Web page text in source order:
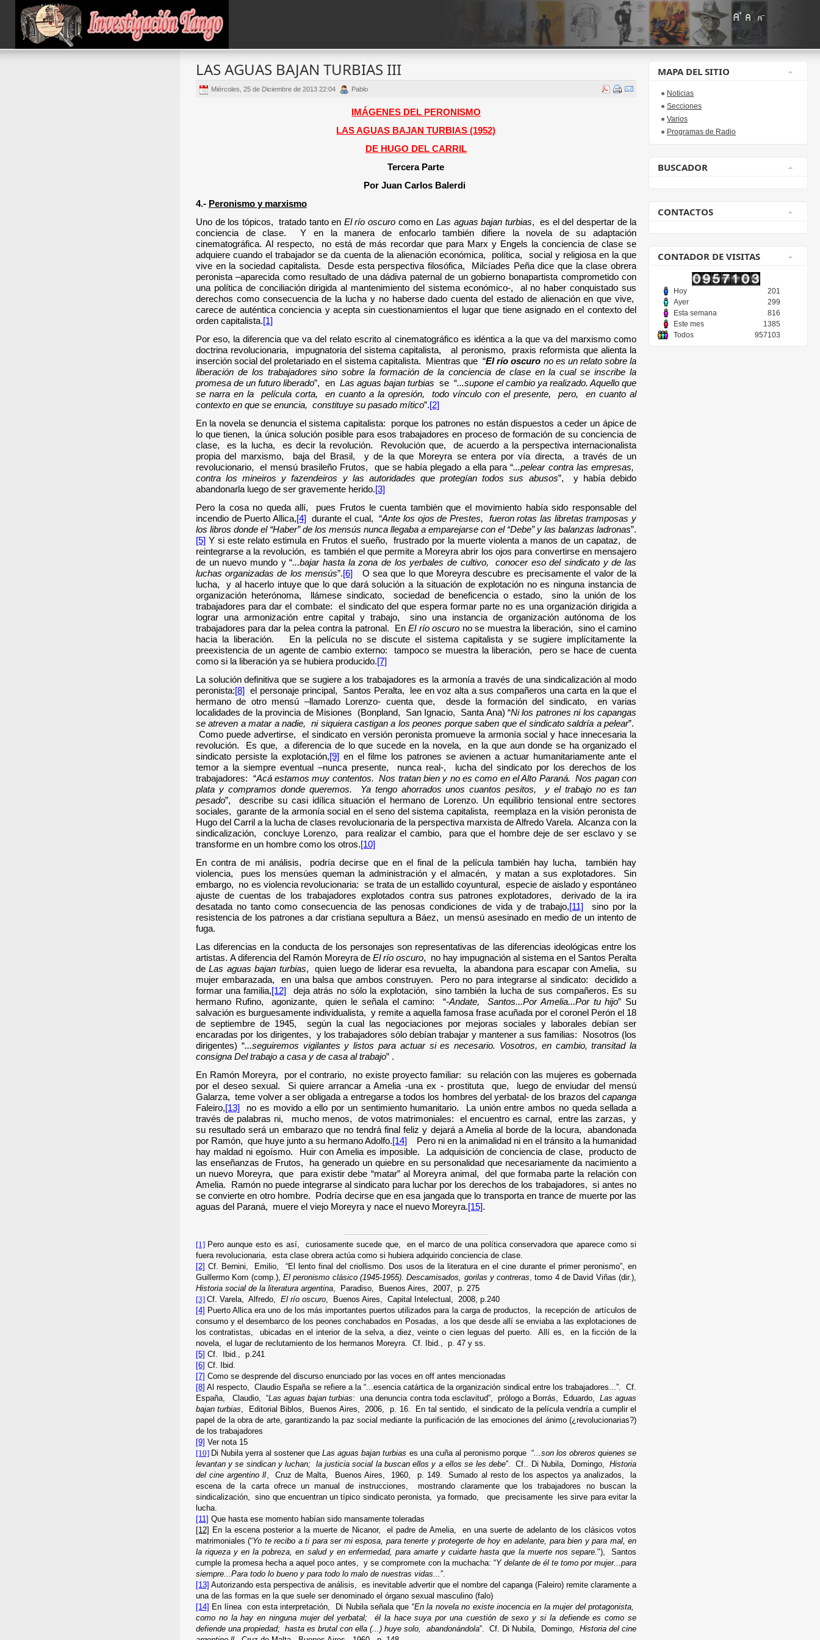
LAS AGUAS BAJAN TURBIAS III
Miércoles, 25 de Diciembre de 2013 22:04 Pablo
IMÁGENES DEL PERONISMO
LAS AGUAS BAJAN TURBIAS (1952)
DE HUGO DEL CARRIL
Tercera Parte
Por Juan Carlos Balerdi
4.- Peronismo y marxismo
Uno de los tópicos, tratado tanto en El río oscuro como en Las aguas bajan turbias, es el del despertar de la
conciencia de clase. Y en la manera de enfocarlo también difiere la novela de su adaptación
cinematográfica. Al respecto, no está de más recordar que para Marx y Engels la conciencia de clase se
adquiere cuando el trabajador se da cuenta de la alienación económica, política, social y religiosa en la que
vive en la sociedad capitalista. Desde esta perspectiva filosófica, Milcíades Peñadice que la clase obrera
peronista –aparecida como resultado de una dádiva paternal de un gobierno bonapartista comprometido con
una política de conciliación dirigida al mantenimiento del sistema económico-, al no haber conquistado sus
derechos como consecuencia de la lucha y no haberse dado cuenta del estado de alienación en que vive,
carece de auténtica conciencia y acepta sin cuestionamientos el lugar que tiene asignado en el contexto del
orden capitalista.[1]
Por eso, la diferencia que va del relato escrito al cinematográfico es idéntica a la que va del marxismo como
doctrina revolucionaria, impugnatoria del sistema capitalista, al peronismo, praxis reformista que alienta la
inserción social del proletariado en el sistema capitalista. Mientras que “El río oscuro no es un relato sobre la
liberación de los trabajadores sino sobre la formación de la conciencia de clase en la cual se inscribe la
promesa de un futuro liberado”, en Las aguas bajan turbias se “...supone el cambio ya realizado. Aquello que
se narra en la película corta, en cuanto a la opresión, todo vínculo con el presente, pero, en cuanto al
contexto en que se enuncia, constituye su pasado mítico”.[2]
En la novela se denuncia el sistema capitalista: porque los patrones no están dispuestos a ceder un ápice de
lo que tienen, la única solución posible para esos trabajadores en proceso de formación de su conciencia de
clase, es la lucha, es decir la revolución. Revolución que, de acuerdo a la perspectiva internacionalista
propia del marxismo, baja del Brasil, y de la que Moreyra se entera por vía directa, a través de un
revolucionario, el mensú brasileño Frutos, que se había plegado a ella para “...pelear contra las empresas,
contra los mineiros y fazendeiros y las autoridades que protegían todos sus abusos”, y había debido
abandonarla luego de ser gravemente herido.[3]
Pero la cosa no queda allí, pues Frutos le cuenta también que el movimiento había sido responsable del
incendio de Puerto Allica,[4] durante el cual, “Ante los ojos de Prestes, fueron rotas las libretas tramposas y
los libros donde el “Haber” de los mensús nunca llegaba a emparejarse con el “Debe” y las balanzas ladronas”.
[5] Y si este relato estimula en Frutos el sueño, frustrado por la muerte violenta a manos de un capataz, de
reintegrarse a la revolución, es también el que permite a Moreyra abrir los ojos para convertirse en mensajero
de un nuevo mundo y “...bajar hasta la zona de los yerbales de cultivo, conocer eso del sindicato y de las
luchas organizadas de los mensús”.[6]
O sea que lo que Moreyra descubre es precisamente el valor de la
lucha, y al hacerlo intuye que lo que dará solución a la situación de explotación no es ninguna instancia de
organización heterónoma, llámese sindicato, sociedad de beneficencia o estado, sino la unión de los
trabajadores para dar el combate: el sindicato del que espera formar parte no es una organización dirigida a
lograr una armonización entre capital y trabajo, sino una instancia de organización autónoma de los
trabajadores para dar la pelea contra la patronal. EnEl río oscuro no se muestra la liberación, sino el camino
hacia la liberación.
En la película no se discute el sistema capitalista y se sugiere implícitamente la
preexistencia de un agente de cambio externo: tampoco se muestra la liberación, pero se hace de cuenta
como si la liberación ya se hubiera producido.[7]
La solución definitiva que se sugiere a los trabajadores es la armonía a través de una sindicalización al modo
peronista:[8]
el personaje principal, Santos Peralta, lee en voz alta a sus compañeros una carta en la que el
hermano de otro mensú –llamado Lorenzo- cuenta que, desde la formación del sindicato, en varias
localidades de la provincia de Misiones (Bonpland, San Ignacio, Santa Ana) “Ni los patrones ni los capangas
se atreven a matar a nadie, ni siquiera castigan a los peones porque saben que el sindicato saldría a pelear”.
Como puede advertirse, el sindicato en versión peronista promueve la armonía social y hace innecesaria la
revolución. Es que, a diferencia de lo que sucede en la novela, en la que aun donde se ha organizado el
sindicato persiste la explotación,[9] en el filme los patrones se avienen a actuar humanitariamente ante el
temor a la siempre eventual –nunca presente, nunca real-, lucha del sindicato por los derechos de los
trabajadores: “Acá estamos muy contentos. Nos tratan bien y no es como en el Alto Paraná. Nos pagan con
plata y compramos donde queremos. Ya tengo ahorrados unos cuantos pesitos, y el trabajo no es tan
pesado”, describe su casi idílica situación el hermano de Lorenzo. Un equilibrio tensional entre sectores
sociales, garante de la armonía social en el seno del sistema capitalista, reemplaza en la visión peronista de
Hugo del Carril a la lucha de clases revolucionaria de la perspectiva marxista de Alfredo Varela. Alcanza con la
sindicalización, concluye Lorenzo, para realizar el cambio, para que el hombre deje de ser esclavo y se
transforme en un hombre como los otros.[10]
En contra de mi análisis, podría decirse que en el final de la película también hay lucha, también hay
violencia, pues los mensúes queman la administración y el almacén, y matan a sus explotadores. Sin
embargo, no es violencia revolucionaria: se trata de un estallido coyuntural, especie de aislado y espontáneo
ajuste de cuentas de los trabajadores explotados contra sus patrones explotadores, derivado de la ira
desatada no tanto como consecuencia de las penosas condiciones de vida y de trabajo,[11]
sino por la
resistencia de los patrones a dar cristiana sepultura a Báez, un mensú asesinado en medio de un intento de
fuga.
Las diferencias en la conducta de los personajes son representativas de las diferencias ideológicas entre los
artistas. A diferencia del Ramón Moreyra de El río oscuro, no hay impugnación al sistema en el Santos Peralta
deLas aguas bajan turbias, quien luego de liderar esa revuelta, la abandona para escapar con Amelia, su
mujer embarazada, en una balsa que ambos construyen. Pero no para integrarse al sindicato: decidido a
formar una familia,[12]
deja atrás no sólo la explotación, sino también la lucha de sus compañeros. Es su
hermano Rufino, agonizante, quien le señala el camino: “-Andate, Santos...Por Amelia...Por tu hijo” Su
salvación es burguesamente individualista, y remite a aquella famosa frase acuñada por el coronel Perón el 18
de septiembre de 1945, según la cual las negociaciones por mejoras sociales y laborales debían ser
encaradas por los dirigentes, y los trabajadores sólo debían trabajar y mantener a sus familias: Nosotros (los
dirigentes) “...seguiremos vigilantes y listos para actuar si es necesario. Vosotros, en cambio, transitad la
consigna Del trabajo a casa y de casa al trabajo”.
En Ramón Moreyra, por el contrario, no existe proyecto familiar: su relación con las mujeres es gobernada
por el deseo sexual. Si quiere arrancar a Amelia -una ex - prostituta que, luego de enviudar del mensú
Galarza, teme volver a ser obligada a entregarse a todos los hombres del yerbatal- de los brazos delcapanga
Faleiro,[13]
no es movido a ello por un sentimiento humanitario. La unión entre ambos no queda sellada a
través de palabras ni, mucho menos, de votos matrimoniales: el encuentro es carnal, entre las zarzas, y
su resultado será un embarazo que no tendrá final feliz y dejará a Amelia al borde de la locura, abandonada
por Ramón, que huye junto a su hermano Adolfo.[14]
Pero ni en la animalidad ni en el tránsito a la humanidad
hay maldad ni egoísmo. Huir con Amelia es imposible. La adquisición de conciencia de clase, producto de
las enseñanzas de Frutos, ha generado un quiebre en su personalidad que necesariamente da nacimiento a
un nuevo Moreyra, que para existir debe “matar” al Moreyra animal, del que formaba parte la relación con
Amelia. Ramón no puede integrarse al sindicato para luchar por los derechos de los trabajadores, si antes no
se convierte en otro hombre. Podría decirse que en esa jangada que lo transporta en trance de muerte por las
aguas del Paraná, muere el viejo Moreyra y nace el nuevo Moreyra.[15].
[1] Pero aunque esto es así, curiosamente sucede que, en el marco de una política conservadora que aparece como si
fuera revolucionaria, esta clase obrera actúa como si hubiera adquirido conciencia de clase.
[2] Cf. Bernini, Emilio, “El lento final del criollismo. Dos usos de la literatura en el cine durante el primer peronismo”, en
Guillermo Korn (comp.), El peronismo clásico (1945-1955). Descamisados, gorilas y contreras, tomo 4 de David Viñas (dir.),
Historia social de la literatura argentina, Paradiso, Buenos Aires, 2007, p. 275
[3] Cf. Varela, Alfredo, El río oscuro, Buenos Aires, Capital Intelectual, 2008, p.240
[4] Puerto Allica era uno de los más importantes puertos utilizados para la carga de productos, la recepción de artículos de
consumo y el desembarco de los peones conchabados en Posadas, a los que desde allí se enviaba a las explotaciones de
los contratistas, ubicadas en el interior de la selva, a diez, veinte o cien leguas del puerto. Allí es, en la ficción de la
novela, el lugar de reclutamiento de los hermanos Moreyra. Cf. Ibid., p. 47 y ss.
[5] Cf. Ibid., p.241
[6] Cf. Ibid.
[7] Como se desprende del discurso enunciado por las voces en off antes mencionadas
[8] Al respecto, Claudio España se refiere a la “...esencia catártica de la organización sindical entre los trabajadores...”. Cf.
España, Claudio, “Las aguas bajan turbias: una denuncia contra toda esclavitud”, prólogo a Borrás, Eduardo,Las aguas
bajan turbias, Editorial Biblos, Buenos Aires, 2006, p. 16. En tal sentido, el sindicato de la película vendría a cumplir el
papel de la obra de arte, garantizando la paz social mediante la purificación de las emociones del ánimo (¿revolucionarias?)
de los trabajadores
[9] Ver nota 15
[10] Di Nubila yerra al sostener queLas aguas bajan turbias es una cuña al peronismo porque “...son los obreros quienes se
levantan y se sindican y luchan; la justicia social la buscan ellos y a ellos se les debe”. Cf.. Di Nubila, Domingo,Historia
del cine argentino ll, Cruz de Malta, Buenos Aires, 1960, p. 149. Sumado al resto de los aspectos ya analizados, la
escena de la carta ofrece un manual de instrucciones, mostrando claramente que los trabajadores no buscan la
sindicalización, sino que encuentran un típico sindicato peronista, ya formado, que precisamente les sirve para evitar la
lucha.
[11] Que hasta ese momento habían sido mansamente toleradas
[12] En la escena posterior a la muerte de Nicanor, el padre de Amelia, en una suerte de adelanto de los clásicos votos
matrimoniales (“Yo te recibo a ti para ser mi esposa, para tenerte y protegerte de hoy en adelante, para bien y para mal, en
la riqueza y en la pobreza, en salud y en enfermedad, para amarte y cuidarte hasta que la muerte nos separe."), Santos
cumple la promesa hecha a aquel poco antes, y se compromete con la muchacha: “Y delante de él te tomo por mujer...para
siempre...Para todo lo bueno y para todo lo malo de nuestras vidas...”.
[13] Autorizando esta perspectiva de análisis, es inevitable advertir que el nombre del capanga (Faleiro) remite claramente a
una de las formas en la que suele ser denominado el órgano sexual masculino (falo)
[14] En línea con esta interpretación, Di Nubila señala que “En la novela no existe inocencia en la mujer del protagonista,
como no la hay en ninguna mujer del yerbatal; él la hace suya por una cuestión de sexo y si la defiende es como se
defiende una propiedad; hasta es brutal con ella (...) huye solo, abandonándola”. Cf. Di Nubila, Domingo, Historia del cine
MAPA DEL SITIO
Noticias
Secciones
Varios
Programas de Radio
BUSCADOR
CONTACTOS
CONTADOR DE VISITAS
Hoy
201
Ayer
299
Esta semana
816
Este mes
1385
Todos
957103